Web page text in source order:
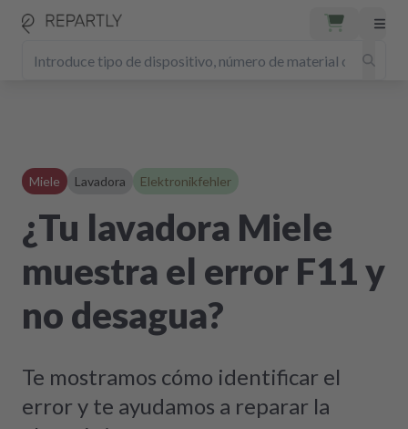
Miele Lavadora Elektronikfehler
¿Tu lavadora Miele
muestra el error F11 y
no desagua?
Te mostramos cómo identificar el
error y te ayudamos a reparar la